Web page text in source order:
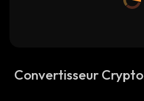
Convertisseur Crypto